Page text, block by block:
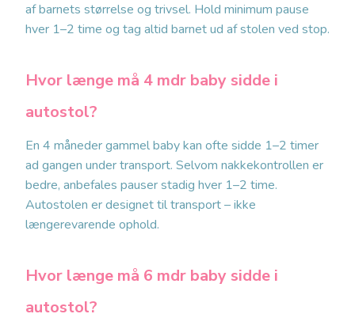
af barnets størrelse og trivsel. Hold minimum pause
hver 1–2 time og tag altid barnet ud af stolen ved stop.
Hvor længe må 4 mdr baby sidde i
autostol?
En 4 måneder gammel baby kan ofte sidde 1–2 timer
ad gangen under transport. Selvom nakkekontrollen er
bedre, anbefales pauser stadig hver 1–2 time.
Autostolen er designet til transport – ikke
længerevarende ophold.
Hvor længe må 6 mdr baby sidde i
autostol?